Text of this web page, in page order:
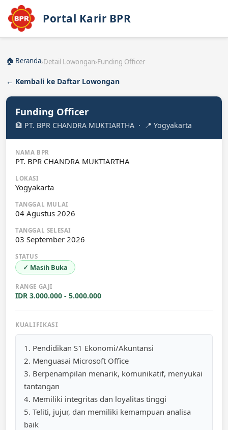
Portal Karir BPR
🏠 Beranda›Detail Lowongan›Funding Officer
← Kembali ke Daftar Lowongan
Funding Officer
🏦 PT. BPR CHANDRA MUKTIARTHA · 📍 Yogyakarta
NAMA BPR
PT. BPR CHANDRA MUKTIARTHA
LOKASI
Yogyakarta
TANGGAL MULAI
04 Agustus 2026
TANGGAL SELESAI
03 September 2026
STATUS
✓ Masih Buka
RANGE GAJI
IDR 3.000.000 - 5.000.000
KUALIFIKASI
1. Pendidikan S1 Ekonomi/Akuntansi
2. Menguasai Microsoft Office
3. Berpenampilan menarik, komunikatif, menyukai
tantangan
4. Memiliki integritas dan loyalitas tinggi
5. Teliti, jujur, dan memiliki kemampuan analisa
baik